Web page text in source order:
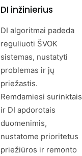
DI inžinierius
DI algoritmai padeda
reguliuoti ŠVOK
sistemas, nustatyti
problemas ir jų
priežastis.
Remdamiesi surinktais
ir DI apdorotais
duomenimis,
nustatome prioritetus
priežiūros ir remonto